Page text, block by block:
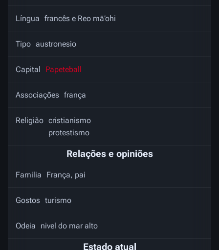
Língua francês e Reo mā’ohi
Tipo austronesio
Capital Papeteball
Associações frança
Religião cristianismo
protestismo
Relações e opiniões
Familia França, pai
Gostos turismo
Odeia nivel do mar alto
Estado atual